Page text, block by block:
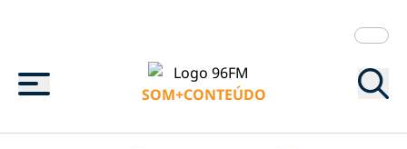
Menu
SOM+CONTEÚDO